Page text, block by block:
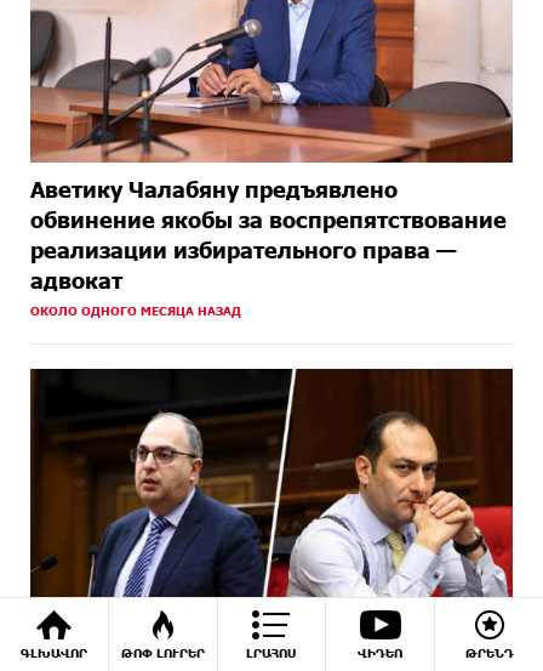
ԳԼԽԱՎՈՐ ԹՈՓ ԼՈՒՐԵՐ ԼՐԱՀՈՍ ՎԻԴԵՈ ԹՐԵՆԴ
Аветику Чалабяну предъявлено
обвинение якобы за воспрепятствование
реализации избирательного права —
адвокат
ОКОЛО ОДНОГО МЕСЯЦА НАЗАД